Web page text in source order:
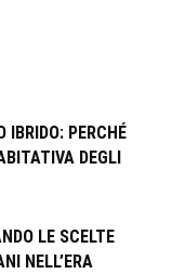
IBRIDO: PERCHÉ
DEGLI
LE SCELTE
NELL’ERA